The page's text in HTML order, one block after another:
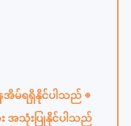
မ်ရရှိနိုင်ပါသည် ◎
အသုံးပြုနိုင်ပါသည်